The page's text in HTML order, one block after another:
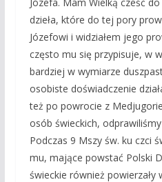
dzieła, które do tej pory
Józefowi i widziałem jego
często mu się przypisuje, w
bardziej w wymiarze
osobiste doświadczenie
też po powrocie z
osób świeckich,
Podczas 9 Mszy św. ku czci
mu, mające powstać Polski
świeckie również